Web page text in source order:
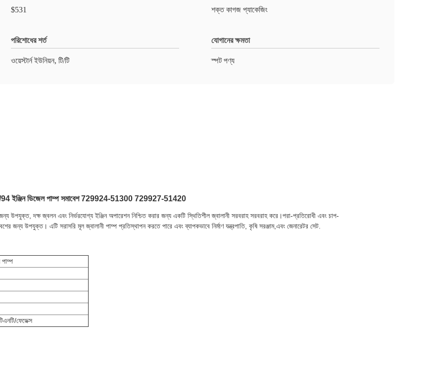
$531 শক্ত কাগজ প্যাকেজিং
পরিশোধের শর্ত
ওয়েস্টার্ন ইউনিয়ন, টি/টি
যোগানের ক্ষমতা
স্পট পণ্য
ডিজেল পাম্প সমাবেশ 729924-51300 729927-51420
দক্ষ জ্বলন এবং নির্ভরযোগ্য ইঞ্জিন অপারেশন নিশ্চিত করার জন্য একটি স্থিতিশীল জ্বালানী সরবরাহ সরবরাহ করে।পরা-প্রতিরোধী এবং চাপ-
জন্য উপযুক্ত। এটি সরাসরি মূল জ্বালানী পাম্প প্রতিস্থাপন করতে পারে এবং ব্যাপকভাবে নির্মাণ যন্ত্রপাতি, কৃষি সরঞ্জাম,এবং জেনারেটর সেট.
ফেডেক্স